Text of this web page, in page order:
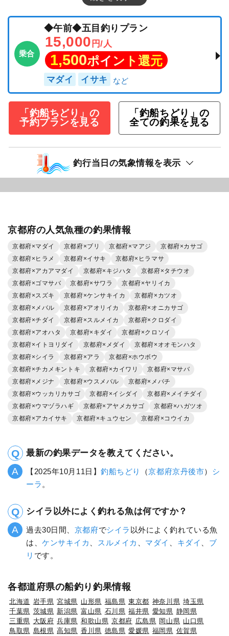
乗合
◆午前◆五目釣りプラン
15,000 円/人
1,500ポイント還元
マダイ イサキ
「釣船ちどり」の
予約プランを見る
「釣船ちどり」の
全ての釣果を見る
釣行当日の気象情報を表示
京都府の人気魚種の釣果情報
京都府×マダイ 京都府×ブリ 京都府×マアジ
京都府×カサゴ
京都府×ヒラメ
京都府×イサキ
京都府×ヒラマサ
京都府×アカアマダイ
京都府×キジハタ
京都府×タチウオ
京都府×ゴマサバ
京都府×サワラ
京都府×ヤリイカ
京都府×スズキ
京都府×ケンサキイカ
京都府×カツオ
京都府×メバル
京都府×アオリイカ
京都府×オニカサゴ
京都府×チダイ
京都府×スルメイカ
京都府×クロダイ
京都府×アオハタ
京都府×キダイ
京都府×クロソイ
京都府×イトヨリダイ
京都府×メダイ
京都府×オオモンハタ
京都府×シイラ
京都府×アラ
京都府×ホウボウ
京都府×チカメキントキ
京都府×カイワリ
京都府×マサバ
京都府×メジナ
京都府×ウスメバル
京都府×メバチ
京都府×ウッカリカサゴ
京都府×イシダイ
京都府×メイチダイ
京都府×ウマヅラハギ
京都府×アヤメカサゴ
京都府×ハガツオ
京都府×アカイサキ
京都府×キュウセン 京都府×コウイカ
最新の釣果データを教えてください。
【2025年10月11日】釣船ちどり （京都府京丹後市） シ
ーラ 。
シイラ以外によく釣れる魚は何ですか？
過去30日間、 京都府でシイラ 以外によく釣れている魚
は、ケンサキイカ スルメイカ マダイ キダイ
ブ
リ です。
各都道府県の船釣り釣果情報
北海道 岩手県 宮城県 山形県 福島県 東京都 神奈川県 埼玉県
千葉県 茨城県 新潟県 富山県 石川県 福井県 愛知県 静岡県
三重県 大阪府 兵庫県 和歌山県 京都府 広島県 岡山県 山口県
鳥取県 島根県 高知県 香川県 徳島県 愛媛県 福岡県 佐賀県